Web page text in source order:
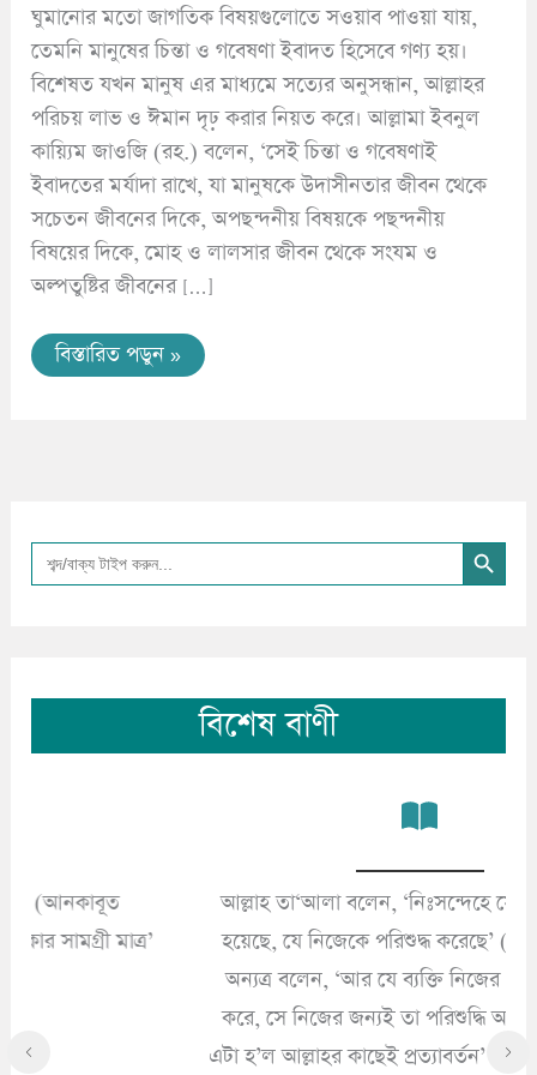
ঘুমানোর মতো জাগতিক বিষয়গুলোতে সওয়াব পাওয়া যায়,
তেমনি মানুষের চিন্তা ও গবেষণা ইবাদত হিসেবে গণ্য হয়।
বিশেষত যখন মানুষ এর মাধ্যমে সত্যের অনুসন্ধান, আল্লাহর
পরিচয় লাভ ও ঈমান দৃঢ় করার নিয়ত করে। আল্লামা ইবনুল
কায়্যিম জাওজি (রহ.) বলেন, ‘সেই চিন্তা ও গবেষণাই
ইবাদতের মর্যাদা রাখে, যা মানুষকে উদাসীনতার জীবন থেকে
সচেতন জীবনের দিকে, অপছন্দনীয় বিষয়কে পছন্দনীয়
বিষয়ের দিকে, মোহ ও লালসার জীবন থেকে সংযম ও
অল্পতুষ্টির জীবনের […]
বিস্তারিত পডুন »
Search
for:
Search Button
বিশেষ বাণী
আল্লাহ তা‘আলা বলেন, ‘নিঃসন্দেহে সে-ই সফলকাম
হয়েছে, যে নিজেকে পরিশুদ্ধ করেছে’ (শামস ৯১/৯)।
অন্যত্র বলেন, ‘আর যে ব্যক্তি নিজের পরিশুদ্ধি অর্জন
করে, সে নিজের জন্যই তা পরিশুদ্ধি অর্জন করে। আর
এটা হ’ল আল্লাহর কাছেই প্রত্যাবর্তন’ (ফাতির ৩৫/১৮)।